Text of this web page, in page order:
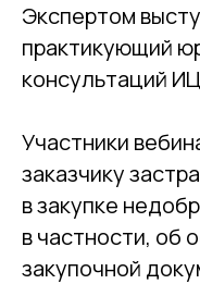
Экспертом
практикующий
консультаций
Участники
заказчику
в закупке
в частности, об
закупочной